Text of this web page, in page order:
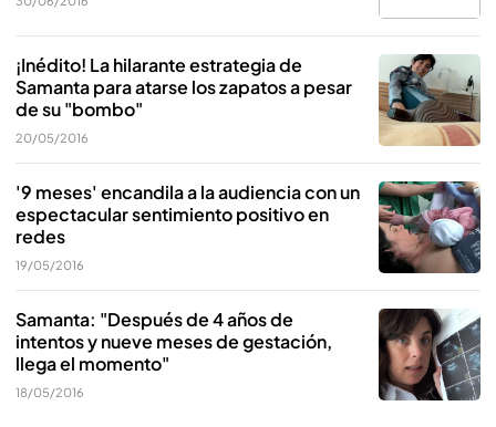
¡Inédito! La hilarante estrategia de
Samanta para atarse los zapatos a pesar
de su "bombo"
20/05/2016
'9 meses' encandila a la audiencia con un
espectacular sentimiento positivo en
redes
19/05/2016
Samanta: "Después de 4 años de
intentos y nueve meses de gestación,
llega el momento"
18/05/2016